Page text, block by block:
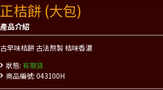
正桔餅 (大包)
產品介紹
古早味桔餅 古法熬製 桔味香濃
狀態: 有現貨
商品編號: 043100H